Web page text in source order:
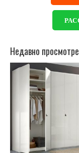
Недавно